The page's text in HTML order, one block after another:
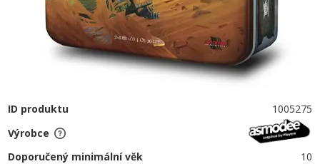
ID produktu
1005275
Výrobce
Doporučený minimální věk
10